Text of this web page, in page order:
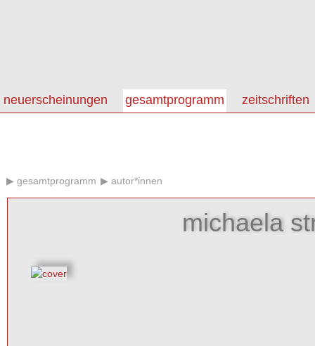
neuerscheinungen gesamtprogramm zeitschriften
gesamtprogramm autor*innen
michaela